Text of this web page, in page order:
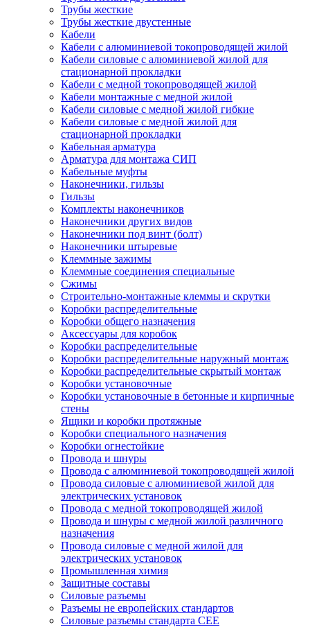
Трубы жесткие
Трубы жесткие двустенные
Кабели
Кабели с алюминиевой токопроводящей жилой
Кабели силовые с алюминиевой жилой для
стационарной прокладки
Кабели с медной токопроводящей жилой
Кабели монтажные с медной жилой
Кабели силовые с медной жилой гибкие
Кабели силовые с медной жилой для
стационарной прокладки
Кабельная арматура
Арматура для монтажа СИП
Кабельные муфты
Наконечники, гильзы
Гильзы
Комплекты наконечников
Наконечники других видов
Наконечники под винт (болт)
Наконечники штыревые
Клеммные зажимы
Клеммные соединения специальные
Сжимы
Строительно-монтажные клеммы и скрутки
Коробки распределительные
Коробки общего назначения
Аксессуары для коробок
Коробки распределительные
Коробки распределительные наружный монтаж
Коробки распределительные скрытый монтаж
Коробки установочные
Коробки установочные в бетонные и кирпичные
стены
Ящики и коробки протяжные
Коробки специального назначения
Коробки огнестойкие
Провода и шнуры
Провода с алюминиевой токопроводящей жилой
Провода силовые с алюминиевой жилой для
электрических установок
Провода с медной токопроводящей жилой
Провода и шнуры с медной жилой различного
назначения
Провода силовые с медной жилой для
электрических установок
Промышленная химия
Защитные составы
Силовые разъемы
Разъемы не европейских стандартов
Силовые разъемы стандарта CEE